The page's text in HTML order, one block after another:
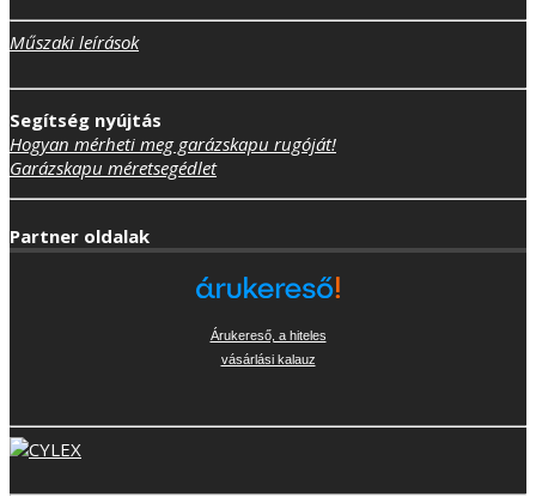
Műszaki leírások
Segítség nyújtás
Hogyan mérheti meg garázskapu rugóját!
Garázskapu méretsegédlet
Partner oldalak
Árukereső, a hiteles
vásárlási kalauz